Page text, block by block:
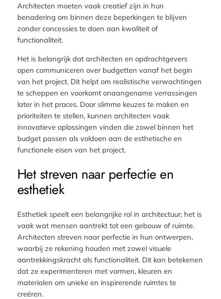
Architecten moeten vaak creatief zijn in hun
benadering om binnen deze beperkingen te blijven
zonder concessies te doen aan kwaliteit of
functionaliteit.
Het is belangrijk dat architecten en opdrachtgevers
open communiceren over budgetten vanaf het begin
van het project. Dit helpt om realistische verwachtingen
te scheppen en voorkomt onaangename verrassingen
later in het proces. Door slimme keuzes te maken en
prioriteiten te stellen, kunnen architecten vaak
innovatieve oplossingen vinden die zowel binnen het
budget passen als voldoen aan de esthetische en
functionele eisen van het project.
Het streven naar perfectie en
esthetiek
Esthetiek speelt een belangrijke rol in architectuur; het is
vaak wat mensen aantrekt tot een gebouw of ruimte.
Architecten streven naar perfectie in hun ontwerpen,
waarbij ze rekening houden met zowel visuele
aantrekkingskracht als functionaliteit. Dit kan betekenen
dat ze experimenteren met vormen, kleuren en
materialen om unieke en inspirerende ruimtes te
creëren.